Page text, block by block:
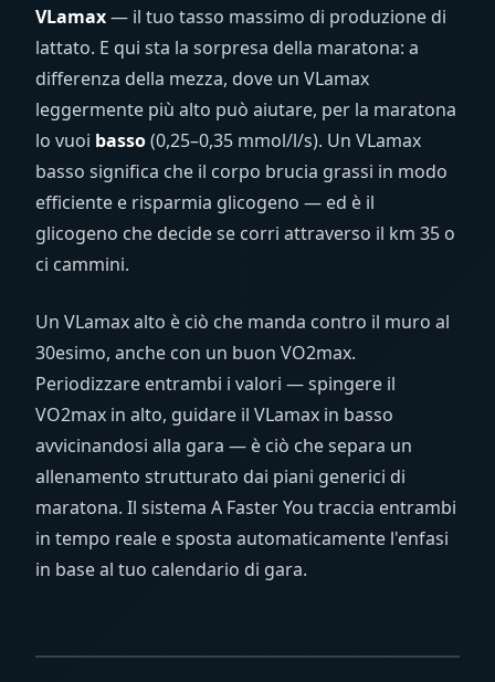
VLamax— il tuo tasso massimo di produzione di
lattato. E qui sta la sorpresa della maratona: a
differenza della mezza, dove un VLamax
leggermente più alto può aiutare, per la maratona
lo vuoi basso(0,25–0,35 mmol/l/s). Un VLamax
basso significa che il corpo brucia grassi in modo
efficiente e risparmia glicogeno — ed è il
glicogeno che decide se corri attraverso il km 35 o
ci cammini.
Un VLamax alto è ciò che manda contro il muro al
30esimo, anche con un buon VO2max.
Periodizzare entrambi i valori — spingere il
VO2max in alto, guidare il VLamax in basso
avvicinandosi alla gara — è ciò che separa un
allenamento strutturato dai piani generici di
maratona. Il sistema A Faster You traccia entrambi
in tempo reale e sposta automaticamente l'enfasi
in base al tuo calendario di gara.